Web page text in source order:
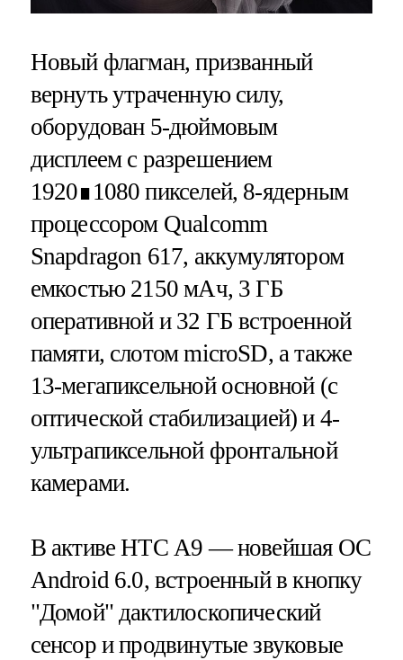
Новый флагман, призванный
вернуть утраченную силу,
оборудован 5-дюймовым
дисплеем с разрешением
1920∎1080 пикселей, 8-ядерным
процессором Qualcomm
Snapdragon 617, аккумулятором
емкостью 2150 мАч, 3 ГБ
оперативной и 32 ГБ встроенной
памяти, слотом microSD, а также
13-мегапиксельной основной (с
оптической стабилизацией) и 4-
ультрапиксельной фронтальной
камерами.
В активе HTC А9 — новейшая ОС
Android 6.0, встроенный в кнопку
"Домой" дактилоскопический
сенсор и продвинутые звуковые